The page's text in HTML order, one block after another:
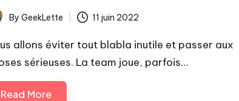
By GeekLette 11 juin 2022
allons éviter tout blabla inutile et passer aux
sérieuses. La team joue, parfois…
Read More